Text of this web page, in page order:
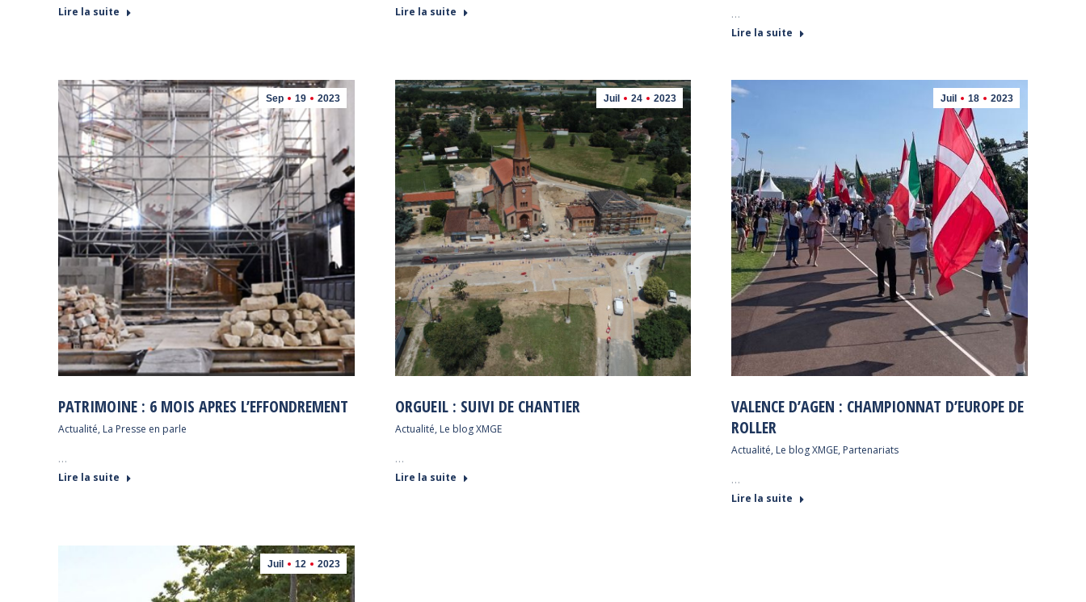
Lire la suite Lire la suite …
Lire la suite
Sep 19 2023
PATRIMOINE : 6 MOIS APRES L’EFFONDREMENT
Actualité, La Presse en parle
…
Lire la suite
Juil 24 2023
ORGUEIL : SUIVI DE CHANTIER
Actualité, Le blog XMGE
…
Lire la suite
Juil 18 2023
VALENCE D’AGEN : CHAMPIONNAT D’EUROPE DE
ROLLER
Actualité, Le blog XMGE, Partenariats
…
Lire la suite
Juil 12 2023